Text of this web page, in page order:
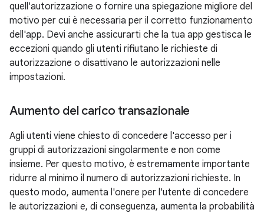
quell'autorizzazione o fornire una spiegazione migliore del
motivo per cui è necessaria per il corretto funzionamento
dell'app. Devi anche assicurarti che la tua app gestisca le
eccezioni quando gli utenti rifiutano le richieste di
autorizzazione o disattivano le autorizzazioni nelle
impostazioni.
Aumento del carico transazionale
Agli utenti viene chiesto di concedere l'accesso per i
gruppi di autorizzazioni singolarmente e non come
insieme. Per questo motivo, è estremamente importante
ridurre al minimo il numero di autorizzazioni richieste. In
questo modo, aumenta l'onere per l'utente di concedere
le autorizzazioni e, di conseguenza, aumenta la probabilità